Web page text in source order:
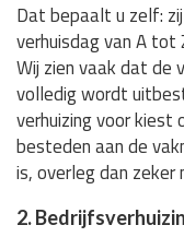
Dat bepaalt u zelf:
verhuisdag van A
Wij zien vaak dat de
volledig wordt
verhuizing voor
besteden aan de
is, overleg dan zeker
2.